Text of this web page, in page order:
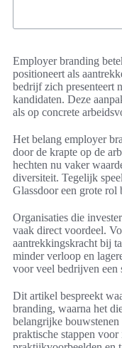
Employer branding
positioneert als
bedrijf zich presenteert
kandidaten. Deze
als op concrete
Het belang employer
door de krapte op de
hechten nu vaker
diversiteit. Tegelijk
Glassdoor een grote rol
Organisaties die
vaak direct voordeel.
aantrekkingskracht bij
minder verloop en
voor veel bedrijven een
Dit artikel bespreekt
branding, waarna het
belangrijke bouwstenen
praktische stappen